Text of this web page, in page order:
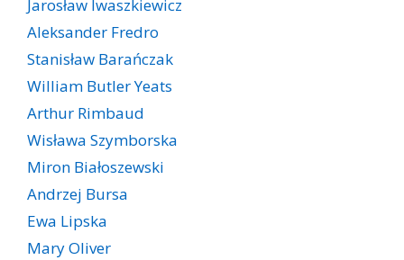
Jarosław Iwaszkiewicz
Aleksander Fredro
Stanisław Barańczak
William Butler Yeats
Arthur Rimbaud
Wisława Szymborska
Miron Białoszewski
Andrzej Bursa
Ewa Lipska
Mary Oliver